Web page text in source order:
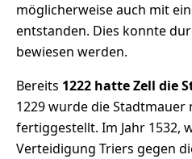
möglicherweise auch mit
entstanden. Dies konnte
bewiesen werden.
Bereits 1222 hatte Zell die
1229 wurde die
fertiggestellt. Im Jahr 1532,
Verteidigung Triers gegen